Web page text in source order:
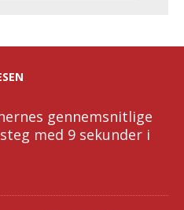
gennemsnitlige
med 9 sekunder i